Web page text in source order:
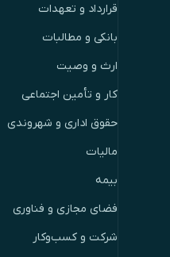
قرارداد و تعهدات
بانکی و مطالبات
ارث و وصیت
کار و تأمین اجتماعی
حقوق اداری و شهروندی
مالیات
بیمه
فضای مجازی و فناوری
شرکت و کسب‌وکار